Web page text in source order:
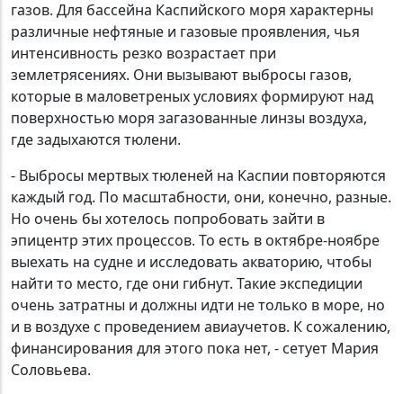
газов. Для бассейна Каспийского моря характерны
различные нефтяные и газовые проявления, чья
интенсивность резко возрастает при
землетрясениях. Они вызывают выбросы газов,
которые в маловетреных условиях формируют над
поверхностью моря загазованные линзы воздуха,
где задыхаются тюлени.
- Выбросы мертвых тюленей на Каспии повторяются
каждый год. По масштабности, они, конечно, разные.
Но очень бы хотелось попробовать зайти в
эпицентр этих процессов. То есть в октябре-ноябре
выехать на судне и исследовать акваторию, чтобы
найти то место, где они гибнут. Такие экспедиции
очень затратны и должны идти не только в море, но
и в воздухе с проведением авиаучетов. К сожалению,
финансирования для этого пока нет, - сетует Мария
Соловьева.